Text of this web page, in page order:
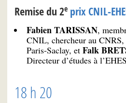
Remise du 2e prix CNIL-
Fabien TARISSAN,
CNIL, chercheur au CNRS,
Paris-Saclay, et Falk
Directeur d’études à
18 h 20